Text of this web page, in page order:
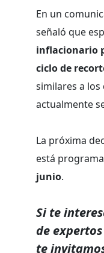
En un
señaló que
inflacionario
ciclo de
similares a los
actualmente
La próxima
está
junio.
Si te
de
te